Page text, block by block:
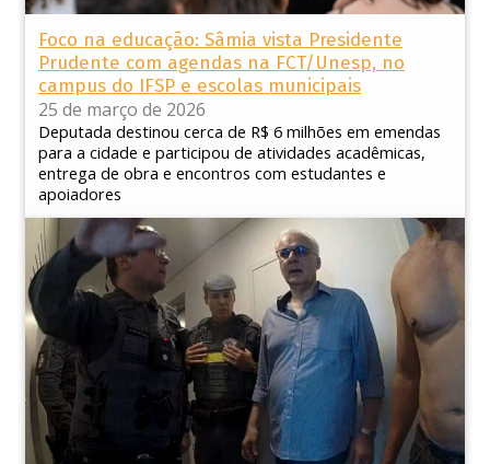
Foco na educação: Sâmia vista Presidente
Prudente com agendas na FCT/Unesp, no
campus do IFSP e escolas municipais
25 de março de 2026
Deputada destinou cerca de R$ 6 milhões em emendas
para a cidade e participou de atividades acadêmicas,
entrega de obra e encontros com estudantes e
apoiadores